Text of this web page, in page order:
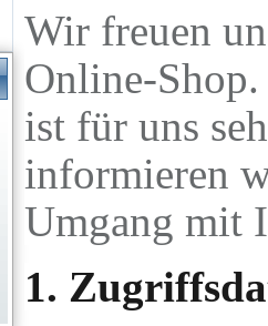
Wir freuen
Online-
ist für uns
informieren
Umgang mit
1.